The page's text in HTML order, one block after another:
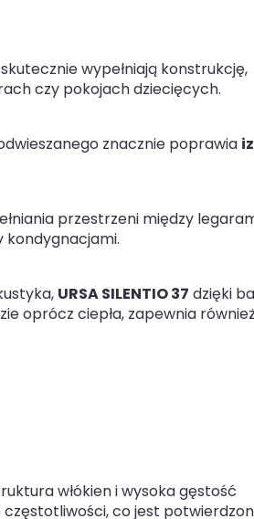
skutecznie wypełniają konstrukcję,
czy pokojach dziecięcych.
znacznie poprawia
przestrzeni między
kondygnacjami.
URSA SILENTIO 37 dzięki
oprócz ciepła, zapewnia również
włókien i wysoka gęstość
częstotliwości, co jest